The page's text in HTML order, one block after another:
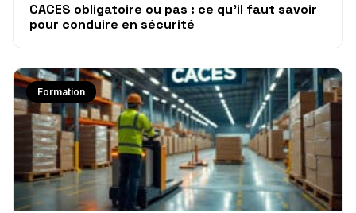
CACES obligatoire ou pas : ce qu’il faut savoir
pour conduire en sécurité
Formation